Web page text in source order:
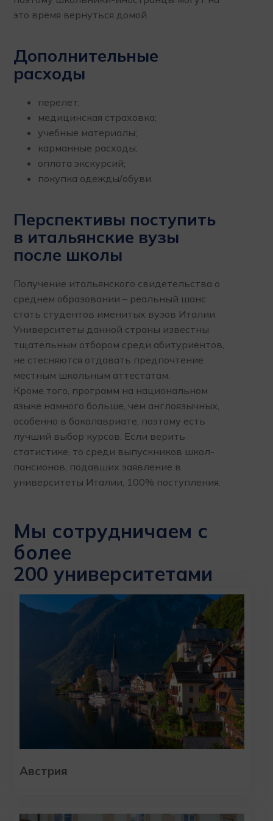
это время вернуться домой.
Дополнительные
расходы
перелет;
медицинская страховка;
учебные материалы;
карманные расходы;
оплата экскурсий;
покупка одежды/обуви.
Перспективы поступить
в итальянские вузы
после школы
Получение итальянского свидетельства о
среднем образовании – реальный шанс
стать студентов именитых вузов Италии.
Университеты данной страны известны
тщательным отбором среди абитуриентов,
не стесняются отдавать предпочтение
местным школьным аттестатам.
Кроме того, программ на национальном
языке намного больше, чем англоязычных,
особенно в бакалавриате, поэтому есть
лучший выбор курсов. Если верить
статистике, то среди выпускников школ-
пансионов, подавших заявление в
университеты Италии, 100% поступления.
Мы сотрудничаем с
более
200 университетами
Австрия